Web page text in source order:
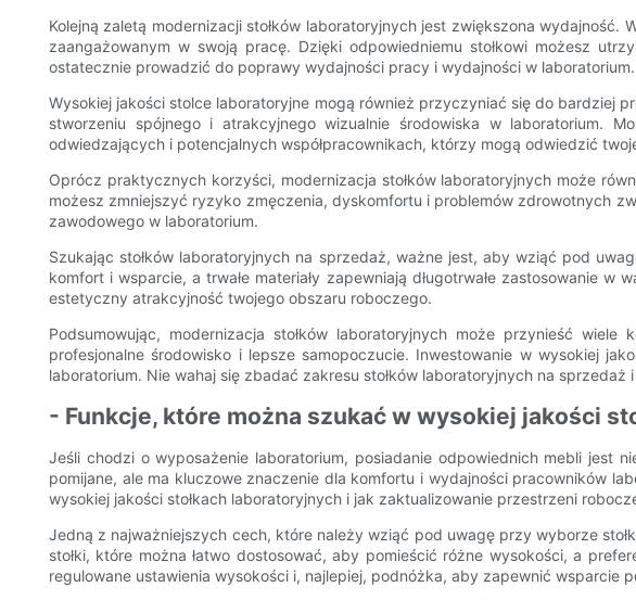
Kolejną zaletą modernizacji stołków laboratoryjnych jest zwiększona
zaangażowanym w swoją pracę. Dzięki odpowiedniemu stołkowi możesz
ostatecznie prowadzić do poprawy wydajności pracy i wydajności w laboratorium.
Wysokiej jakości stolce laboratoryjne mogą również przyczyniać się do bardziej
stworzeniu spójnego i atrakcyjnego wizualnie środowiska w laboratorium.
odwiedzających i potencjalnych współpracownikach, którzy mogą odwiedzić
Oprócz praktycznych korzyści, modernizacja stołków laboratoryjnych może
możesz zmniejszyć ryzyko zmęczenia, dyskomfortu i problemów zdrowotnych
zawodowego w laboratorium.
Szukając stołków laboratoryjnych na sprzedaż, ważne jest, aby wziąć pod
komfort i wsparcie, a trwałe materiały zapewniają długotrwałe zastosowanie
estetyczny atrakcyjność twojego obszaru roboczego.
Podsumowując, modernizacja stołków laboratoryjnych może przynieść
profesjonalne środowisko i lepsze samopoczucie. Inwestowanie w wysokiej
laboratorium. Nie wahaj się zbadać zakresu stołków laboratoryjnych na
- Funkcje, które można szukać w wysokiej jakości
Jeśli chodzi o wyposażenie laboratorium, posiadanie odpowiednich mebli jest
pomijane, ale ma kluczowe znaczenie dla komfortu i wydajności pracowników
wysokiej jakości stołkach laboratoryjnych i jak zaktualizowanie przestrzeni
Jedną z najważniejszych cech, które należy wziąć pod uwagę przy wyborze
stołki, które można łatwo dostosować, aby pomieścić różne wysokości, a
regulowane ustawienia wysokości i, najlepiej, podnóżka, aby zapewnić wsparcie